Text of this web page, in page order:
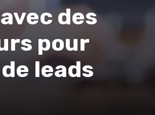
des
pour
leads